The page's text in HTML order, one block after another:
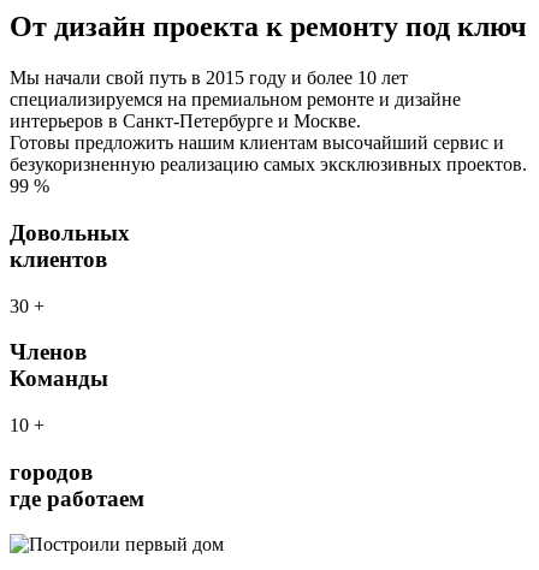
От дизайн проекта к ремонту под ключ
Мы начали свой путь в 2015 году и более 10 лет
специализируемся на премиальном ремонте и дизайне
интерьеров в Санкт-Петербурге и Москве.
Готовы предложить нашим клиентам высочайший сервис и
безукоризненную реализацию самых эксклюзивных проектов.
99 %
Довольных
клиентов
30 +
Членов
Команды
10 +
городов
где работаем